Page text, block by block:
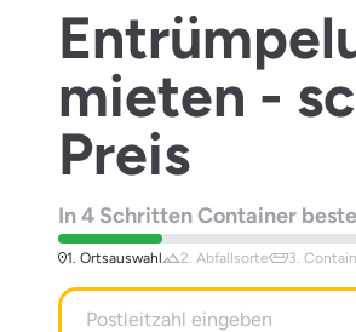
mieten -
Preis
In 4 Schritten Container
1. Ortsauswahl 2. Abfallsorte 3.